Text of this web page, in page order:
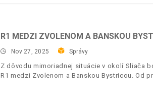
R1 MEDZI ZVOLENOM A BANSKOU
Nov 27, 2025 Správy
Z dôvodu mimoriadnej situácie v okolí Sliača
R1 medzi Zvolenom a Banskou Bystricou. Od